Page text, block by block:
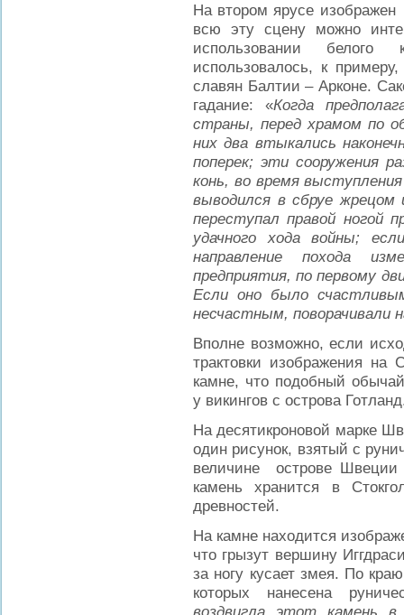
На втором ярусе
всю эту сцену можно
использовании белого
использовалось, к
славян Балтии – Арконе.
гадание: «Когда
страны, перед храмом по
них два втыкались
поперек; эти сооружения
конь, во время
выводился в сбруе жрецом
переступал правой ногой
удачного хода войны;
направление похода
предприятия, по первому
Если оно было
несчастным, поворачивали
Вполне возможно, если
трактовки изображения на
камне, что подобный
у викингов с острова
На десятикроновой марке
один рисунок, взятый с
величине острове
камень хранится в
древностей.
На камне находится
что грызут вершину
за ногу кусает змея. По
которых нанесена
воздвигла этот камень